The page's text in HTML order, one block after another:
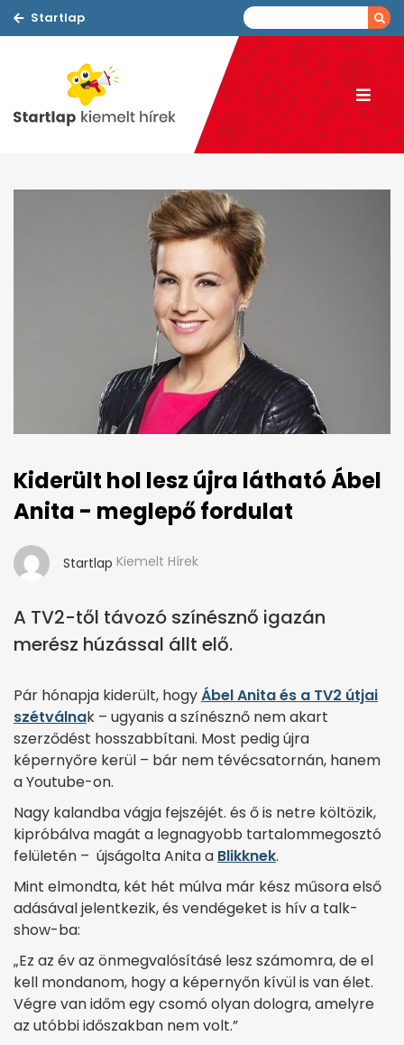
Startlap
Kiderült hol lesz újra látható Ábel
Anita - meglepő fordulat
Startlap Kiemelt Hírek
A TV2-től távozó színésznő igazán
merész húzással állt elő.
Pár hónapja kiderült, hogyÁbel Anita és a TV2 útjai
szétválnak – ugyanis a színésznő nem akart
szerződést hosszabbítani. Most pedig újra
képernyőre kerül – bár nem tévécsatornán, hanem
a Youtube-on.
Nagy kalandba vágja fejszéjét. és ő is netre költözik,
kipróbálva magát a legnagyobb tartalommegosztó
felületén – újságolta Anita a Blikknek.
Mint elmondta, két hét múlva már kész műsora első
adásával jelentkezik, és vendégeket is hív a talk-
show-ba:
„Ez az év az önmegvalósításé lesz számomra, de el
kell mondanom, hogy a képernyőn kívül is van élet.
Végre van időm egy csomó olyan dologra, amelyre
az utóbbi időszakban nem volt.”